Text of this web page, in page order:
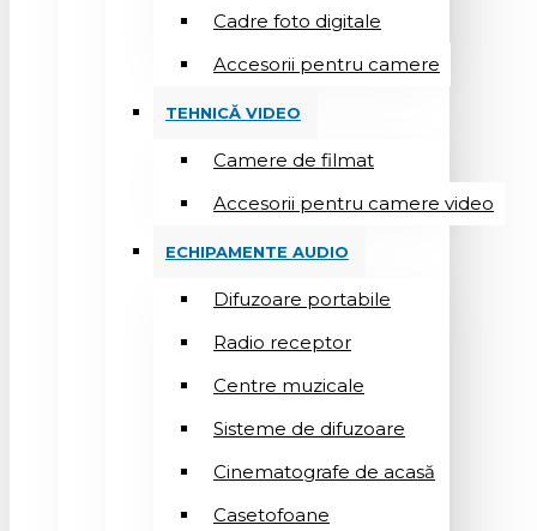
Cadre foto digitale
Accesorii pentru camere
TEHNICĂ VIDEO
Camere de filmat
Accesorii pentru camere video
ECHIPAMENTE AUDIO
Difuzoare portabile
Radio receptor
Centre muzicale
Sisteme de difuzoare
Cinematografe de acasă
Casetofoane